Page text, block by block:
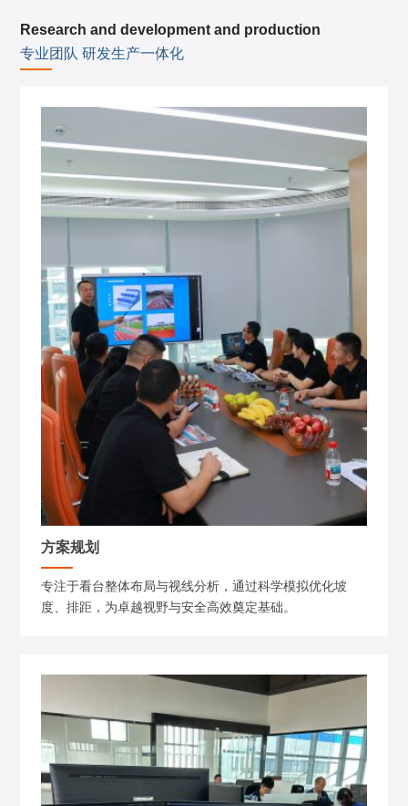
Research and development and production
专业团队 研发生产一体化
方案规划
专注于看台整体布局与视线分析，通过科学模拟优化坡
度、排距，为卓越视野与安全高效奠定基础。